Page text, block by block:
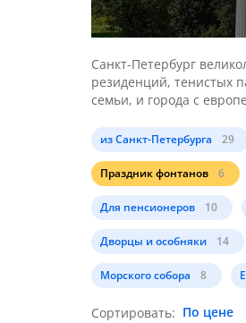
Санкт-Петербург
резиденций, тенистых
семьи, и города с
из Санкт-Петербурга 29
Праздник фонтанов 6
Для пенсионеров 10
Дворцы и особняки 14
Морского собора 8
Сортировать: По цене